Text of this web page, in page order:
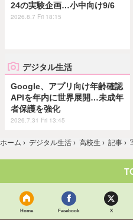
24の実験企画…小中向け9/6
2026.8.7 Fri 18:15
デジタル生活
Google、アプリ向け年齢確認
APIを年内に世界展開…未成年
者保護を強化
2026.7.31 Fri 13:45
ホーム › デジタル生活 › 高校生 › 記事 ›
Home Facebook X